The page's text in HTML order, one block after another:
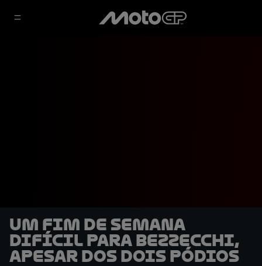
Um fim de semana
difícil para Bezzecchi,
apesar dos dois pódios